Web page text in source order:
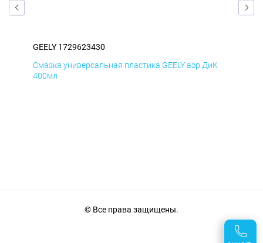
GEELY 1729623430
Смазка универсальная пластика GEELY аэр ДиК
400мл
© Все права защищены.